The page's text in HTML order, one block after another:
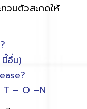
ทวนตัวสะกดให้
อึ่น)
T – O –N